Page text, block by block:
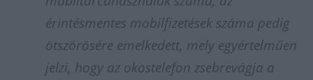
érintésmentes mobilfizetések száma pedig
ötszörösére emelkedett, mely egyértelműen
jelzi, hogy az okostelefon zsebrevágja a